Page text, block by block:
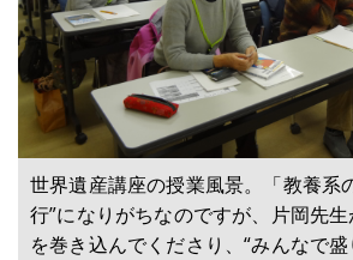
世界遺産講座の授業風景。「教養系
行”になりがちなのですが、片岡先
を巻き込んでくださり、“みんなで